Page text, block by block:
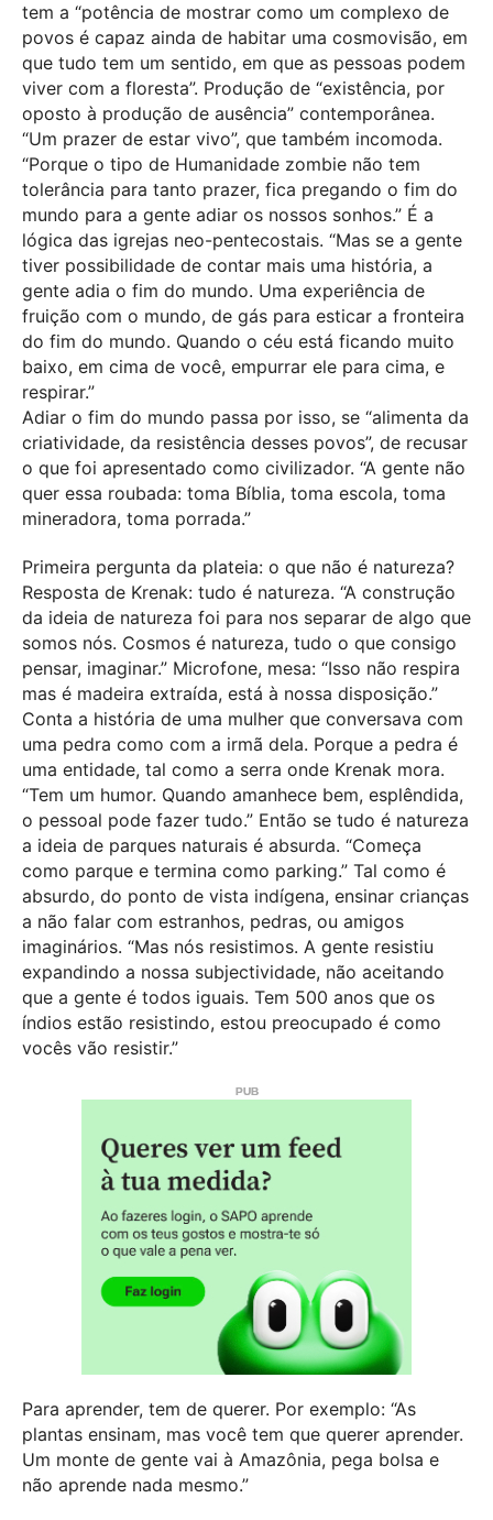
tem a “potência de mostrar como um complexo de
povos é capaz ainda de habitar uma cosmovisão, em
que tudo tem um sentido, em que as pessoas podem
viver com a floresta”. Produção de “existência, por
oposto à produção de ausência” contemporânea.
“Um prazer de estar vivo”, que também incomoda.
“Porque o tipo de Humanidade zombie não tem
tolerância para tanto prazer, fica pregando o fim do
mundo para a gente adiar os nossos sonhos.” É a
lógica das igrejas neo-pentecostais. “Mas se a gente
tiver possibilidade de contar mais uma história, a
gente adia o fim do mundo. Uma experiência de
fruição com o mundo, de gás para esticar a fronteira
do fim do mundo. Quando o céu está ficando muito
baixo, em cima de você, empurrar ele para cima, e
respirar.”
Adiar o fim do mundo passa por isso, se “alimenta da
criatividade, da resistência desses povos”, de recusar
o que foi apresentado como civilizador. “A gente não
quer essa roubada: toma Bíblia, toma escola, toma
mineradora, toma porrada.”
Primeira pergunta da plateia: o que não é natureza?
Resposta de Krenak: tudo é natureza. “A construção
da ideia de natureza foi para nos separar de algo que
somos nós. Cosmos é natureza, tudo o que consigo
pensar, imaginar.” Microfone, mesa: “Isso não respira
mas é madeira extraída, está à nossa disposição.”
Conta a história de uma mulher que conversava com
uma pedra como com a irmã dela. Porque a pedra é
uma entidade, tal como a serra onde Krenak mora.
“Tem um humor. Quando amanhece bem, esplêndida,
o pessoal pode fazer tudo.” Então se tudo é natureza
a ideia de parques naturais é absurda. “Começa
como parque e termina como parking.” Tal como é
absurdo, do ponto de vista indígena, ensinar crianças
a não falar com estranhos, pedras, ou amigos
imaginários. “Mas nós resistimos. A gente resistiu
expandindo a nossa subjectividade, não aceitando
que a gente é todos iguais. Tem 500 anos que os
índios estão resistindo, estou preocupado é como
vocês vão resistir.”
Para aprender, tem de querer. Por exemplo: “As
plantas ensinam, mas você tem que querer aprender.
Um monte de gente vai à Amazônia, pega bolsa e
não aprende nada mesmo.”